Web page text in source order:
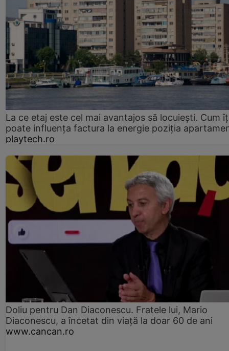
La ce etaj este cel mai avantajos să locuiești. Cum
poate influența factura la energie poziția
playtech.ro
Doliu pentru Dan Diaconescu. Fratele lui, Mario
Diaconescu, a încetat din viață la doar 60 de ani
www.cancan.ro